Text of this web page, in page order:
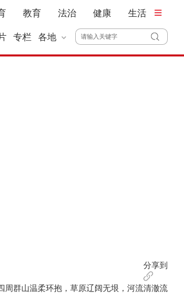
教育 法治 健康 生活
专栏 各地
分享到
群山温柔环抱，草原辽阔无垠，河流清澈流